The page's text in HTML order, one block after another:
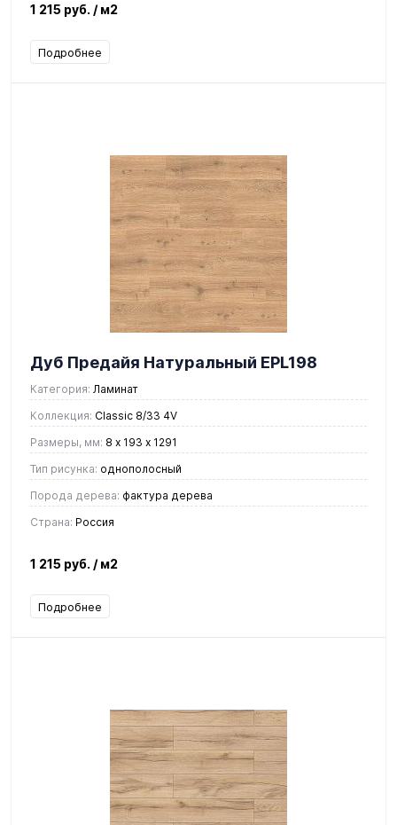
1 215 руб. / м2
Подробнее
Дуб Предайя Натуральный EPL198
Категория: Ламинат
Коллекция: Classic 8/33 4V
Размеры, мм: 8 х 193 х 1291
Тип рисунка: однополосный
Порода дерева: фактура дерева
Страна: Россия
1 215 руб. / м2
Подробнее